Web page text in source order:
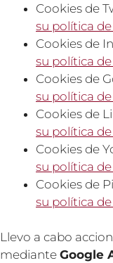
Cookies de
su política
Cookies de
su política
Cookies de
su política
Cookies de
su política
Cookies de
su política
Cookies de
su política
Llevo a cabo
mediante Google